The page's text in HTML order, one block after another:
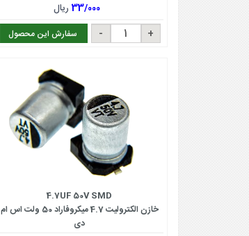
33/000ریال
سفارش این محصول
4.7UF 50V SMD
خازن الکترولیت 4.7 میکروفاراد 50 ولت اس ام
دی